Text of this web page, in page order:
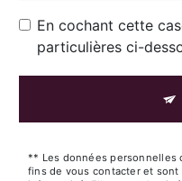
En cochant cette
particulières ci-
** Les données personnelles
fins de vous contacter et